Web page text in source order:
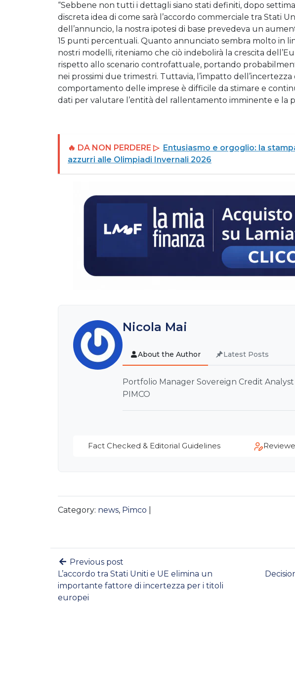
“Sebbene non tutti i dettagli siano stati definiti, dopo
discreta idea di come sarà l’accordo commerciale tra Stati
dell’annuncio, la nostra ipotesi di base prevedeva un
15 punti percentuali. Quanto annunciato sembra molto in
nostri modelli, riteniamo che ciò indebolirà la crescita
rispetto allo scenario controfattuale, portando
nei prossimi due trimestri. Tuttavia, l’impatto
comportamento delle imprese è difficile da stimare e
dati per valutare l’entità del rallentamento imminente e la
🔥 DA NON PERDERE ▷ Entusiasmo e orgoglio: la
azzurri alle Olimpiadi Invernali 2026
Nicola Mai
About the Author Latest Posts
Portfolio Manager Sovereign Credit Analyst
PIMCO
Fact Checked & Editorial Guidelines
Category: news, Pimco
Previous post
L’accordo tra Stati Uniti e UE elimina un
importante fattore di incertezza per i titoli
europei